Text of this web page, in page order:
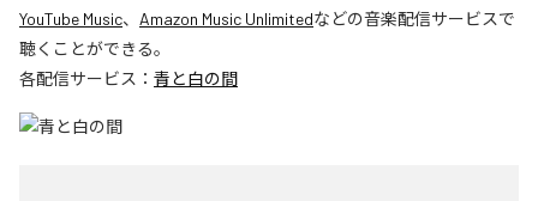
YouTube Music、 Amazon Music Unlimitedなどの音楽配信サービスで
聴くことができる。
各配信サービス： 青と白の間